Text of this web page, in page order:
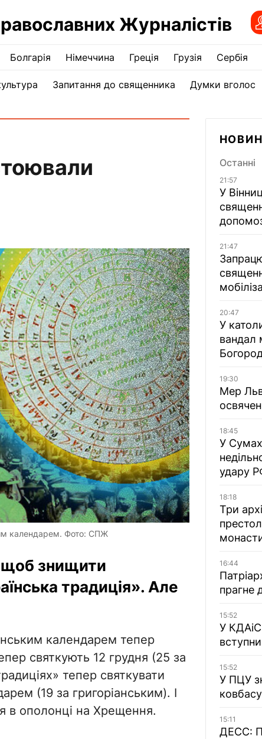
Журналістів
Болгарія Німеччина Греція Грузія Сербія
Запитання до священника Думки вголос
календарем. Фото: СПЖ
щоб знищити
традиція». Але
календарем тепер
святкують 12 грудня (25 за
тепер святкувати
(19 за григоріанським). І
в ополонці на Хрещення.
Останні
21:57
У
21:47
20:47
У
вандал
19:30
Мер
18:45
У
удару
18:18
Три
16:44
прагне
15:52
У КДАіС
15:52
У ПЦУ
ковбасу
15:11
ДЕСС: